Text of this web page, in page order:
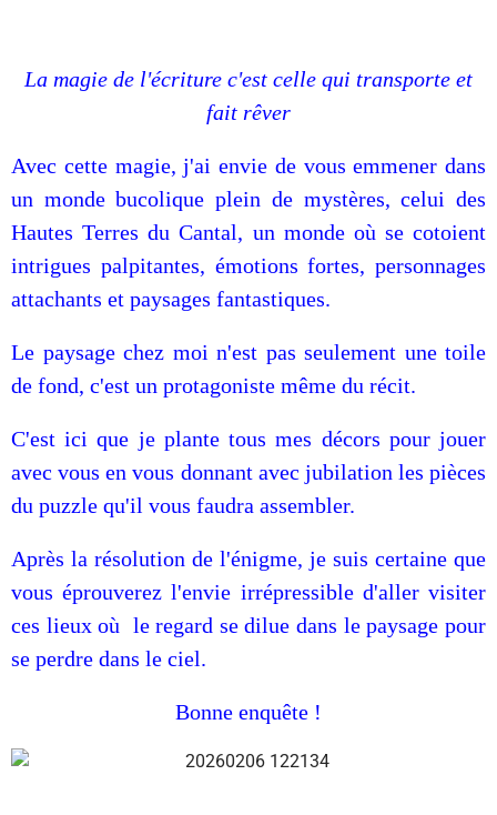
La magie de l'écriture c'est celle qui transporte et
fait rêver
Avec cette magie, j'ai envie de vous emmener dans
un monde bucolique plein de mystères, celui des
Hautes Terres du Cantal, un monde où se cotoient
intrigues palpitantes, émotions fortes, personnages
attachants et paysages fantastiques.
Le paysage chez moi n'est pas seulement une toile
de fond, c'est un protagoniste même du récit.
C'est ici que je plante tous mes décors pour jouer
avec vous en vous donnant avec jubilation les pièces
du puzzle qu'il vous faudra assembler.
Après la résolution de l'énigme, je suis certaine que
vous éprouverez l'envie irrépressible d'aller visiter
ces lieux où le regard se dilue dans le paysage pour
se perdre dans le ciel.
Bonne enquête !